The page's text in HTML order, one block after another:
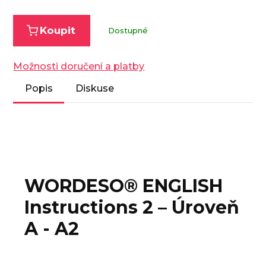
Koupit Dostupné
Možnosti doručení a platby
Popis
Diskuse
WORDESO® ENGLISH
Instructions 2 – Úroveň
A - A2